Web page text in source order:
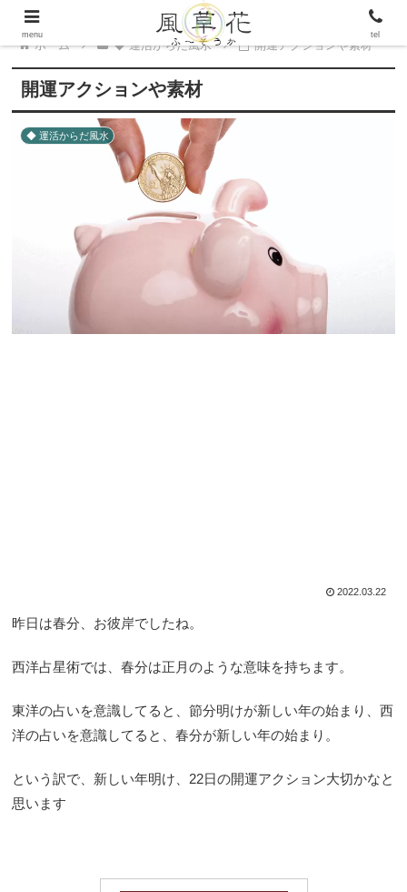
ホーム ◆ 運活からだ風水 開運アクションや素材
開運アクションや素材
◆ 運活からだ風水
2022.03.22
昨日は春分、お彼岸でしたね。
西洋占星術では、春分は正月のような意味を持ちます。
東洋の占いを意識してると、節分明けが新しい年の始まり、西
洋の占いを意識してると、春分が新しい年の始まり。
という訳で、新しい年明け、22日の開運アクション大切かなと
思います
menu tel